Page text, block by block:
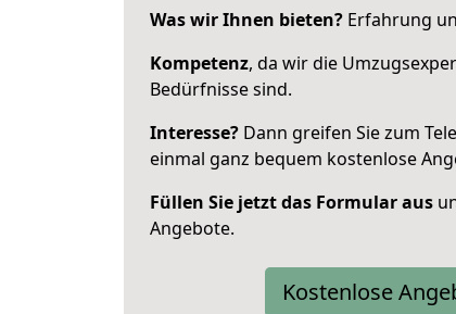
Was wir Ihnen bieten? Erfahrung
Kompetenz, da wir die
Bedürfnisse sind.
Interesse? Dann greifen Sie zum
einmal ganz bequem kostenlose
Füllen Sie jetzt das Formular aus
Angebote.
Kostenlose